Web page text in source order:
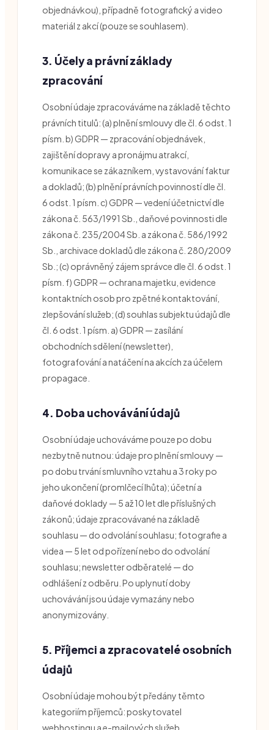
objednávkou), případně fotografický a video
materiál z akcí (pouze se souhlasem).
3. Účely a právní základy
zpracování
Osobní údaje zpracováváme na základě těchto
právních titulů: (a) plnění smlouvy dle čl. 6 odst. 1
písm. b) GDPR — zpracování objednávek,
zajištění dopravy a pronájmu atrakcí,
komunikace se zákazníkem, vystavování faktur
a dokladů; (b) plnění právních povinností dle čl.
6 odst. 1 písm. c) GDPR — vedení účetnictví dle
zákona č. 563/1991 Sb., daňové povinnosti dle
zákona č. 235/2004 Sb. a zákona č. 586/1992
Sb., archivace dokladů dle zákona č. 280/2009
Sb.; (c) oprávněný zájem správce dle čl. 6 odst. 1
písm. f) GDPR — ochrana majetku, evidence
kontaktních osob pro zpětné kontaktování,
zlepšování služeb; (d) souhlas subjektu údajů dle
čl. 6 odst. 1 písm. a) GDPR — zasílání
obchodních sdělení (newsletter),
fotografování a natáčení na akcích za účelem
propagace.
4. Doba uchovávání údajů
Osobní údaje uchováváme pouze po dobu
nezbytně nutnou: údaje pro plnění smlouvy —
po dobu trvání smluvního vztahu a 3 roky po
jeho ukončení (promlčecí lhůta); účetní a
daňové doklady — 5 až 10 let dle příslušných
zákonů; údaje zpracovávané na základě
souhlasu — do odvolání souhlasu; fotografie a
videa — 5 let od pořízení nebo do odvolání
souhlasu; newsletter odběratelé — do
odhlášení z odběru. Po uplynutí doby
uchovávání jsou údaje vymazány nebo
anonymizovány.
5. Příjemci a zpracovatelé osobních
údajů
Osobní údaje mohou být předány těmto
kategoriím příjemců: poskytovatel
webhostingu a e-mailových služeb,